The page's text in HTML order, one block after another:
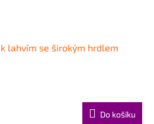
lahvím se širokým hrdlem
Do košíku